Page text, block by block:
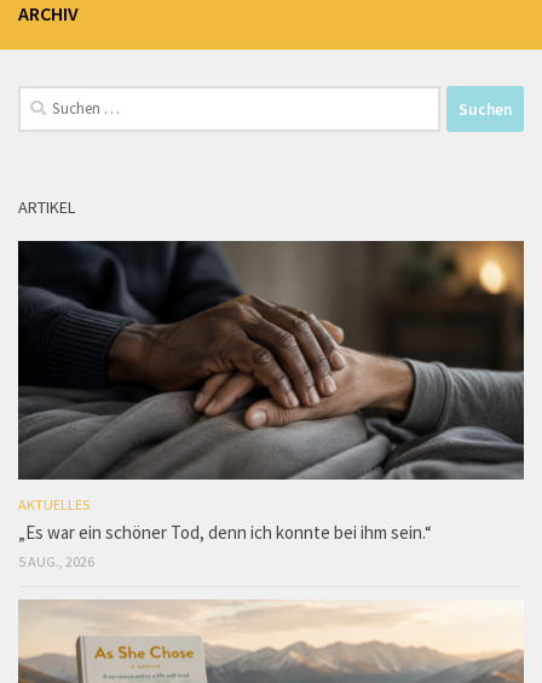
ARCHIV
Suchen
nach:
ARTIKEL
AKTUELLES
„Es war ein schöner Tod, denn ich konnte bei ihm sein.“
5 AUG., 2026